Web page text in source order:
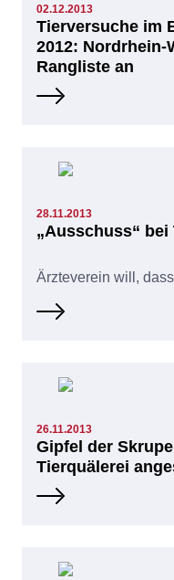
02.12.2013
Tierversuche im
2012: Nordrhein-
Rangliste an
28.11.2013
„Ausschuss“
Ärzteverein will,
26.11.2013
Gipfel der
Tierquälerei